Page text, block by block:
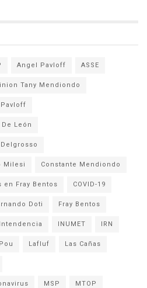
Angel Pavloff ASSE
Tany Mendiondo
León
Milesi Constante Mendiondo
en Fray Bentos COVID-19
Doti Fray Bentos
Intendencia INUMET IRN
Lafluf Las Cañas
MSP MTOP